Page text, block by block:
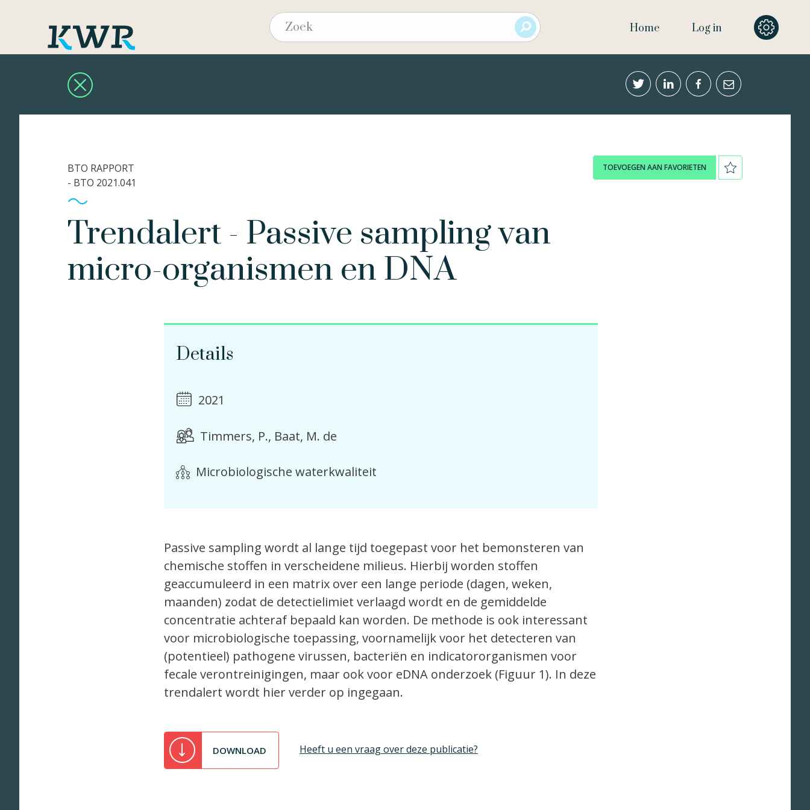
Home Log in
BTO RAPPORT
- BTO 2021.041
TOEVOEGEN AAN FAVORIETEN
Trendalert - Passive sampling van
micro-organismen en DNA
Details
2021
Timmers, P. Baat, M. de
Microbiologische waterkwaliteit
Passive sampling wordt al lange tijd toegepast voor het bemonsteren van
chemische stoffen in verscheidene milieus. Hierbij worden stoffen
geaccumuleerd in een matrix over een lange periode (dagen, weken,
maanden) zodat de detectielimiet verlaagd wordt en de gemiddelde
concentratie achteraf bepaald kan worden. De methode is ook interessant
voor microbiologische toepassing, voornamelijk voor het detecteren van
(potentieel) pathogene virussen, bacteriën en indicatororganismen voor
fecale verontreinigingen, maar ook voor eDNA onderzoek (Figuur 1). In deze
trendalert wordt hier verder op ingegaan.
DOWNLOAD Heeft u een vraag over deze publicatie?